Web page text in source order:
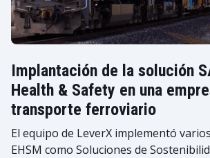
Implantación de la solución
Health & Safety en una
transporte ferroviario
El equipo de LeverX implementó
EHSM como Soluciones de